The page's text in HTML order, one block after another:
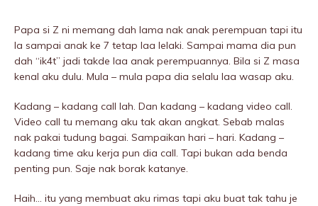
Papa si Z ni memang dah lama nak anak perempuan tapi itu
la sampai anak ke 7 tetap laa lelaki. Sampai mama dia pun
dah “ik4t” jadi takde laa anak perempuannya. Bila si Z masa
kenal aku dulu. Mula – mula papa dia selalu laa wasap aku.
Kadang – kadang call lah. Dan kadang – kadang video call.
Video call tu memang aku tak akan angkat. Sebab malas
nak pakai tudung bagai. Sampaikan hari – hari. Kadang –
kadang time aku kerja pun dia call. Tapi bukan ada benda
penting pun. Saje nak borak katanye.
Haih… itu yang membuat aku rimas tapi aku buat tak tahu je